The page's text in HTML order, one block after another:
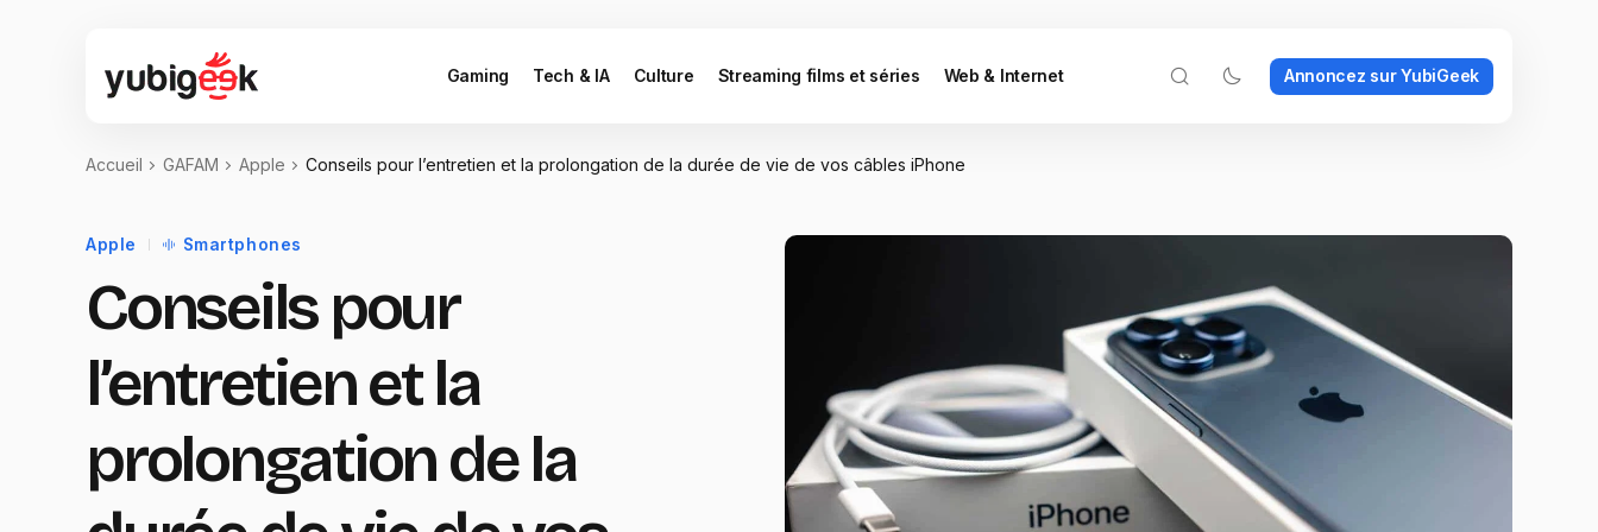
Gaming Tech & IA Culture Streaming films et séries Web & Internet Annoncez sur YubiGeek
Accueil GAFAM Apple Conseils pour l’entretien et la prolongation de la durée de vie de vos câbles iPhone
Apple Smartphones
Conseils pour
l’entretien et la
prolongation de la